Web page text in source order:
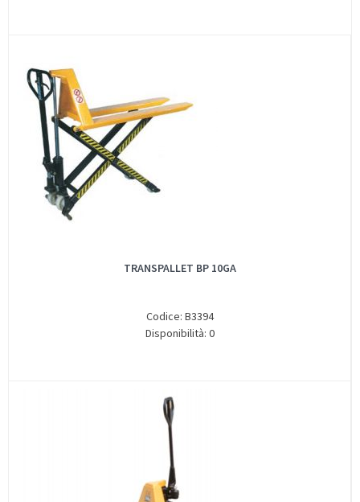
TRANSPALLET BP 10GA
Codice: B3394
Disponibilità: 0